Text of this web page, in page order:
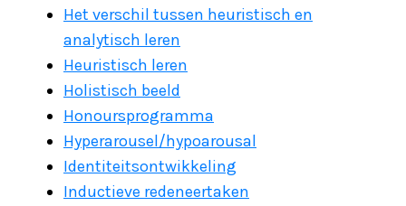
Het verschil tussen heuristisch en
analytisch leren
Heuristisch leren
Holistisch beeld
Honoursprogramma
Hyperarousel/hypoarousal
Identiteitsontwikkeling
Inductieve redeneertaken